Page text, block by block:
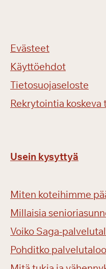
Evästeet
Käyttöehdot
Tietosuojaseloste
Rekrytointia
Usein kysyttyä
Miten koteihimme
Millaisia
Voiko Saga-
Pohditko